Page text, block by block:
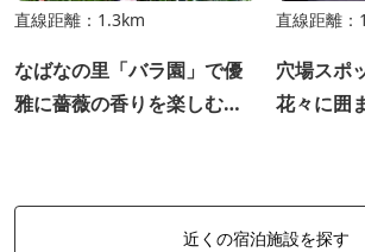
直線距離：1.3km
なばなの里「バラ園」で優
雅に薔薇の香りを楽しむ！
直線距離：
穴場スポ
花々に囲
約不要】
近くの宿泊施設を探す